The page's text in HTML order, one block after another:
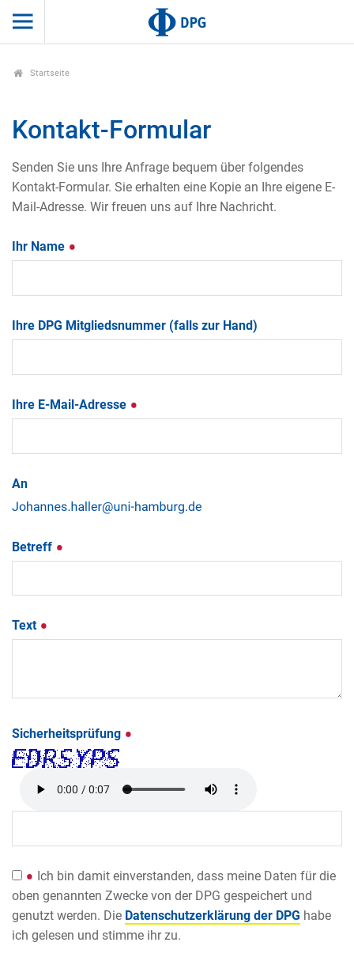
Startseite
Kontakt-Formular
Senden Sie uns Ihre Anfrage bequem über folgendes
Kontakt-Formular. Sie erhalten eine Kopie an Ihre eigene E-
Mail-Adresse. Wir freuen uns auf Ihre Nachricht.
Ihr Name
Ihre DPG Mitgliedsnummer (falls zur Hand)
Ihre E-Mail-Adresse
An
Betreff
Text
Sicherheitsprüfung
Ich bin damit einverstanden, dass meine Daten für die
oben genannten Zwecke von der DPG gespeichert und
genutzt werden. Die Datenschutzerklärung der DPG habe
ich gelesen und stimme ihr zu.